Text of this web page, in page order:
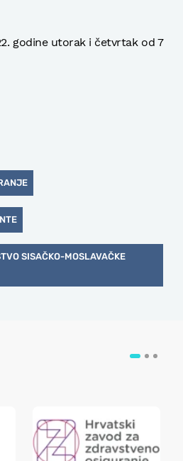
godine utorak i četvrtak od 7
SISAČKO-MOSLAVAČKE